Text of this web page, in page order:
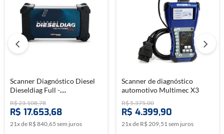
Scanner Diagnóstico Diesel
Dieseldiag Full -
CHIPTRONIC
R$23.108,78
R$ 17.653,68
21x de R$840,65 sem juros
Scanner de diagnóstico
automotivo Multimec X3
R$5.375,00
R$ 4.399,90
21x de R$209,51sem juros